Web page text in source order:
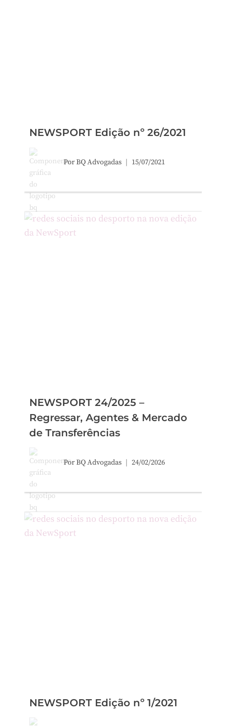
NEWSPORT Edição nº 26/2021
PorBQ Advogadas 15/07/2021
NEWSPORT 24/2025 –
Regressar, Agentes & Mercado
de Transferências
PorBQ Advogadas 24/02/2026
NEWSPORT Edição nº 1/2021